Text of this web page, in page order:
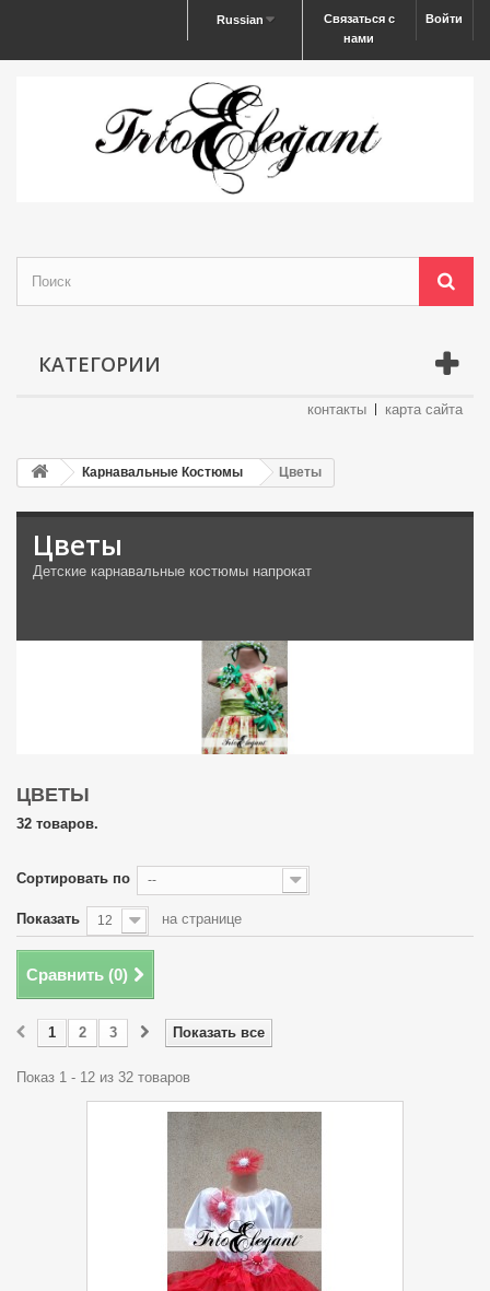
Войти
Связаться с
нами
Russian
КАТЕГОРИИ
контакты карта сайта
Карнавальные Костюмы Цветы
Цветы
Детские карнавальные костюмы напрокат
ЦВЕТЫ
32 товаров.
Сортировать по --
Показать 12 на странице
Сравнить (0)
Показать все
1 2 3
Показ 1 - 12 из 32 товаров